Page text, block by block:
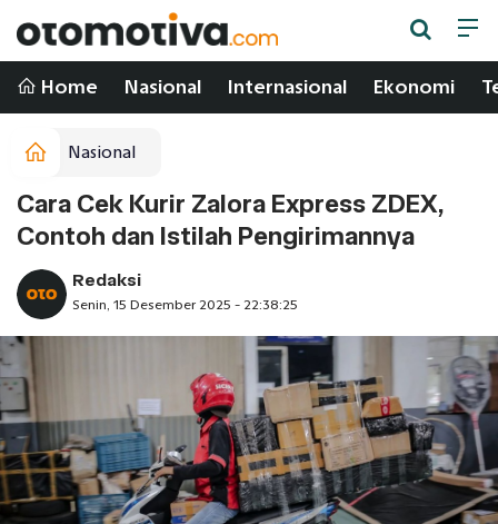
Home Nasional Internasional Ekonomi
Nasional
Cara Cek Kurir Zalora Express ZDEX,
Contoh dan Istilah Pengirimannya
Redaksi
Senin, 15 Desember 2025 - 22:38:25